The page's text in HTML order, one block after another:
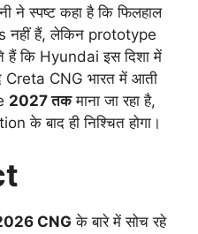
ने स्पष्ट कहा है कि फिलहाल
नहीं हैं, लेकिन prototype
कि Hyundai इस दिशा में
Creta CNG भारत में आती
2027 तकमाना जा रहा है,
के बाद ही निश्चित होगा।
CNG के बारे में सोच रहे